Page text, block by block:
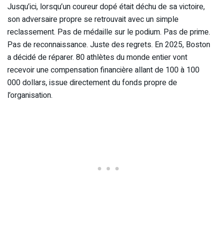
Jusqu’ici, lorsqu’un coureur dopé était déchu de sa victoire,
son adversaire propre se retrouvait avec un simple
reclassement. Pas de médaille sur le podium. Pas de prime.
Pas de reconnaissance. Juste des regrets. En 2025, Boston
a décidé de réparer. 80 athlètes du monde entier vont
recevoir une compensation financière allant de 100 à 100
000 dollars, issue directement du fonds propre de
l’organisation.